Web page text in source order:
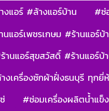
งแอร์ #ล้างแอร์บ้าน
#ซ่
นแอร์เพชรเกษม #ร้านแอร์บ้
านแอร์สุขสวัสดิ์ #ร้านแอร์บ้
งเครื่องซักผ้าฝั่งธนบุรี ทุกยี่
#ซ่อมเครื่องผลิตน้ำแข็